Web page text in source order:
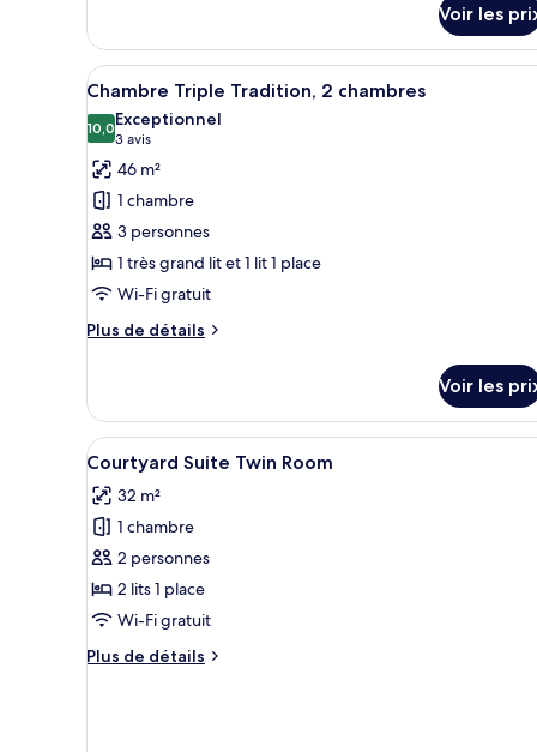
lits
jumeaux
le
type
de
chambre
Chambre
Supérieure
avec
lits
jumeaux
Voir les
Afficher
toutes
les
photos
pour
ce
type
de
chambre :
Chambre
2
chambres
Une chambre d’hôtel avec
14
Chambre Triple Tradition, 2 chambres
10,010,0 sur 10
Exceptionnel
3 avis
(3 avis)
46 m²
1 chambre
3 personnes
1 très grand lit et 1 lit 1 place
Wi-Fi gratuit
Plus de détails
Plus
le
type
de
chambre
Chambre
Triple
Tradition,
2
chambres
Voir les
Afficher
toutes
les
photos
pour
ce
type
chambre :
Minibar, coffres-forts dans
11
Courtyard Suite Twin Room
32 m²
1 chambre
2 personnes
2 lits 1 place
Wi-Fi gratuit
Plus de détails
Plus